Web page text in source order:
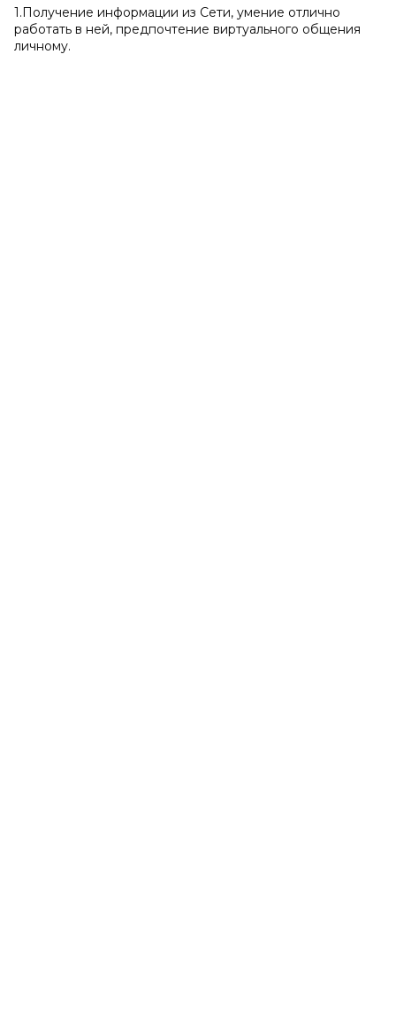
1.Получение информации из Сети, умение отлично
работать в ней, предпочтение виртуального общения
личному.